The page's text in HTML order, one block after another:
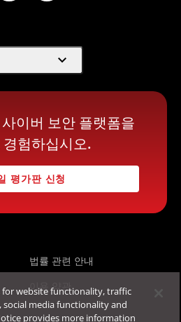
expand_more
이버 보안 플랫폼을
험하십시오.
평가판 신청
법률 관련 안내
이용 약관
for website functionality, traffic
media functionality and
provides more information